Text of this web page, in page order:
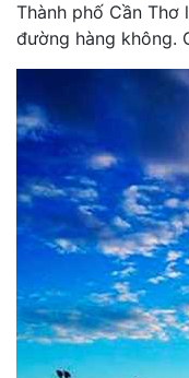
Thành phố Cần
đường hàng không.